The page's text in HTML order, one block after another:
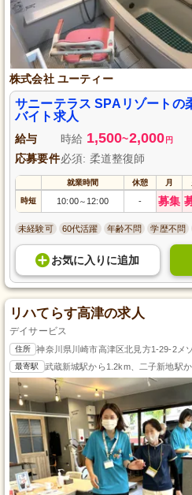
株式会社 ユーティー
サニーテラス SPAリゾートの
バイト求人
給与 時給 1,500~2,000 円
応募要件必須: 柔道整復師
就業時間 休憩 月
時短 10:00～ 12:00 - 募集
未経験可 60代活躍 年齢不問 学歴不問
お気に入り に追加
リハてらす高津の求人
デイサービス
住所 神奈川県川崎市高津区北見方1-29-2メ
最寄駅 武蔵新城駅から1.2km、二子新地駅